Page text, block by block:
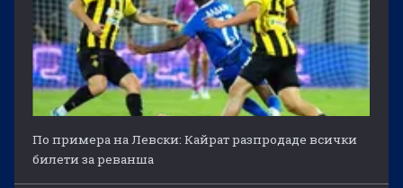
По примера на Левски: Кайрат разпродаде всички
билети за реванша